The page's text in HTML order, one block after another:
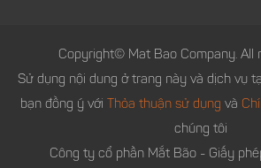
Copyright© Mat Bao Company. All
Sử dụng nội dung ở trang này và dịch vụ
bạn đồng ý với
Thỏa thuận sử dụng và
chúng tôi
Công ty cổ phần Mắt Bão - Giấy